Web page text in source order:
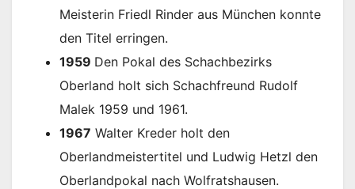
Meisterin Friedl Rinder aus München konnte
den Titel erringen.
1959 Den Pokal des Schachbezirks
Oberland holt sich Schachfreund Rudolf
Malek 1959 und 1961.
1967 Walter Kreder holt den
Oberlandmeistertitel und Ludwig Hetzl den
Oberlandpokal nach Wolfratshausen.